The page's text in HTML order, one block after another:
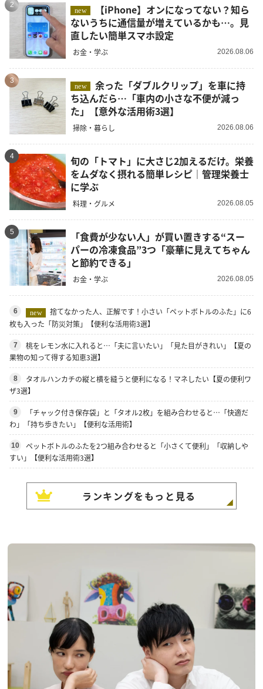
2
new
ないうちに通信量が増えているかも…。見
直したい簡単スマホ設定
お金・学ぶ 2026.08.06
3
new
余った「ダブルクリップ」を車に持
ち込んだら…「車内の小さな不便が減っ
た」【意外な活用術3選】
掃除・暮らし 2026.08.06
4
旬の「トマト」に大さじ2加えるだけ。栄養
をムダなく摂れる簡単レシピ｜管理栄養士
に学ぶ
料理・グルメ 2026.08.05
5
「食費が少ない人」が買い置きする“スー
パーの冷凍食品”3つ「豪華に見えてちゃん
と節約できる」
お金・学ぶ 2026.08.05
6 new
捨てなかった人、正解です！小さい「ペットボトルのふた」に6
枚も入った「防災対策」【便利な活用術3選】
7
桃をレモン水に入れると…「夫に言いたい」「見た目がきれい」【夏の
果物の知って得する知恵3選】
8
タオルハンカチの縦と横を縫うと便利になる！マネしたい【夏の便利ワ
ザ3選】
9
「チャック付き保存袋」と「タオル2枚」を組み合わせると…「快適だ
わ」「持ち歩きたい」【便利な活用術】
10
ペットボトルのふたを2つ組み合わせると「小さくて便利」「収納しや
すい」【便利な活用術3選】
ランキングをもっと見る